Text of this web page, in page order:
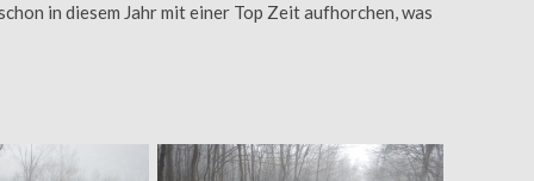
in diesem Jahr mit einer Top Zeit aufhorchen, was